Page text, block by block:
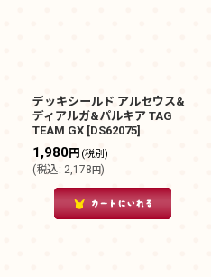
デッキシールド アルセウス&
ディアルガ&パルキア TAG
TEAM GX [DS62075]
1,980円 (税別)
(税込: 2,178円)